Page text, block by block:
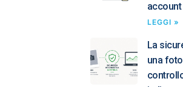
LEGGI »
La
una